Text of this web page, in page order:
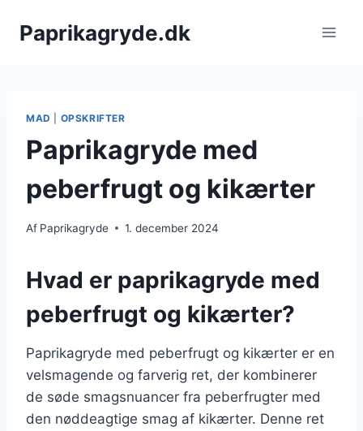
Paprikagryde.dk
MAD OPSKRIFTER
Paprikagryde med
peberfrugt og kikærter
Af Paprikagryde 1. december 2024
Hvad er paprikagryde med
peberfrugt og kikærter?
Paprikagryde med peberfrugt og kikærter er en
velsmagende og farverig ret, der kombinerer
de søde smagsnuancer fra peberfrugter med
den nøddeagtige smag af kikærter. Denne ret